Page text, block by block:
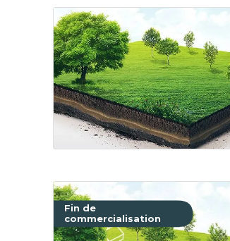
Fin de
commercialisation